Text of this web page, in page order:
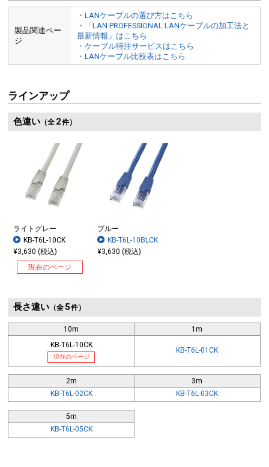
製品関連ペー
ジ
・LANケーブルの選び方はこちら
・「LAN PROFESSIONAL LANケーブルの加工法と
最新情報」はこちら
・ケーブル特注サービスはこちら
・LANケーブル比較表はこちら
ラインアップ
色違い（全 2件）
ライトグレー
KB-T6L-10CK
¥3,630 (税込)
現在のページ
ブルー
KB-T6L-10BLCK
¥3,630 (税込)
長さ違い（全 5件）
10m
KB-T6L-10CK
現在のページ
1m
KB-T6L-01CK
2m
KB-T6L-02CK
3m
KB-T6L-03CK
5m
KB-T6L-05CK